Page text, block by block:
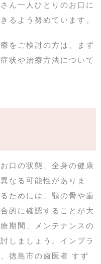
ん一人ひとりのお口に
るよう努めています。
をご検討の方は、まず
状や治療方法について
口の状態、全身の健康
なる可能性がありま
ためには、顎の骨や歯
的に確認することが大
期間、メンテナンスの
しましょう。インプラ
徳島市の歯医者 すず